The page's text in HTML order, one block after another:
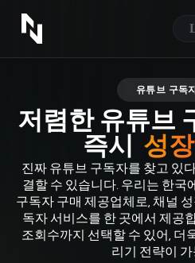
CONTACT US
ABOUT US
FAQ
유튜브 구독
저렴한 유튜브
즉시 성
진짜 유튜브 구독자를 찾고 있
결할 수 있습니다. 우리는 한국
구독자 구매 제공업체로, 채널
독자 서비스를 한 곳에서 제공
조회수까지 선택할 수 있어, 더
리기 전략이